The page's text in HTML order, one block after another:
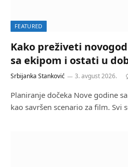
FEATURED
Kako preživeti
sa ekipom i ostati u
Srbijanka Stanković 3. avgust 2026.
Planiranje dočeka Nove godine
kao savršen scenario za film. Svi